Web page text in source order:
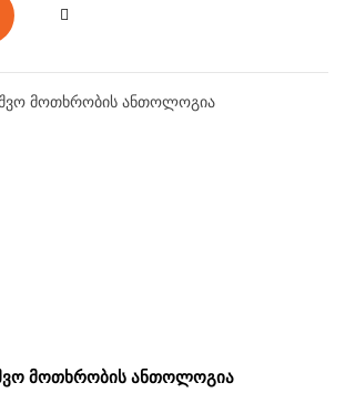
ხალხური პოეზია, ამირანის ეპოსი,
ნახეთ, როგორ გრძელდება ქართული
მოთხრობის ანთოლოგია